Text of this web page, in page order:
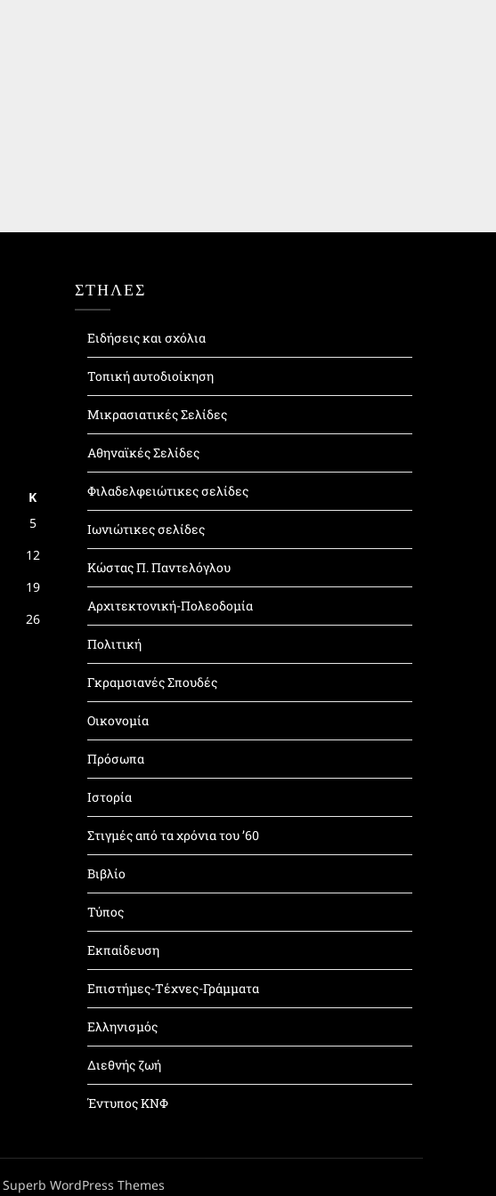
Κ
5
12
19
26
ΣΤΗΛΕΣ
Ειδήσεις και σχόλια
Τοπική αυτοδιοίκηση
Μικρασιατικές Σελίδες
Αθηναϊκές Σελίδες
Φιλαδελφειώτικες σελίδες
Ιωνιώτικες σελίδες
Κώστας Π. Παντελόγλου
Αρχιτεκτονική-Πολεοδομία
Πολιτική
Γκραμσιανές Σπουδές
Οικονομία
Πρόσωπα
Ιστορία
Στιγμές από τα χρόνια του ’60
Βιβλίο
Τύπος
Εκπαίδευση
Επιστήμες-Τέχνες-Γράμματα
Ελληνισμός
Διεθνής ζωή
Έντυπος ΚΝΦ
Superb WordPress Themes